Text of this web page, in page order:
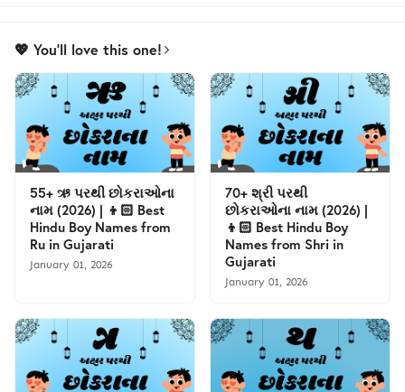
💖 You'll love this one!
55+ ઋ પરથી છોકરાઓના
નામ (2026) | 👦🏻 Best
Hindu Boy Names from
Ru in Gujarati
January 01, 2026
70+ શ્રી પરથી
છોકરાઓના નામ (2026) |
👦🏻 Best Hindu Boy
Names from Shri in
Gujarati
January 01, 2026